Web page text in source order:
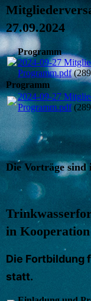
27.09.2024
Programm
2024-09-27
Programm.pdf
Programm
2024-09-27
Programm.pdf
Die Vorträge
in
Die Fortbildung
statt.